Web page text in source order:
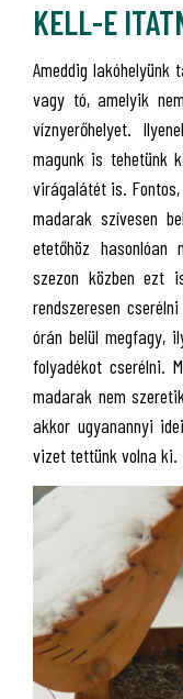
KELL-E
Ameddig lakóhelyünk
vagy tó, amelyik
víznyerőhelyet.
magunk is tehetünk
virágalátét is. Fontos,
madarak szívesen
etetőhöz hasonlóan
szezon közben ezt
rendszeresen
órán belül megfagy,
folyadékot cserélni.
madarak nem
akkor ugyanannyi
vizet tettünk volna ki.